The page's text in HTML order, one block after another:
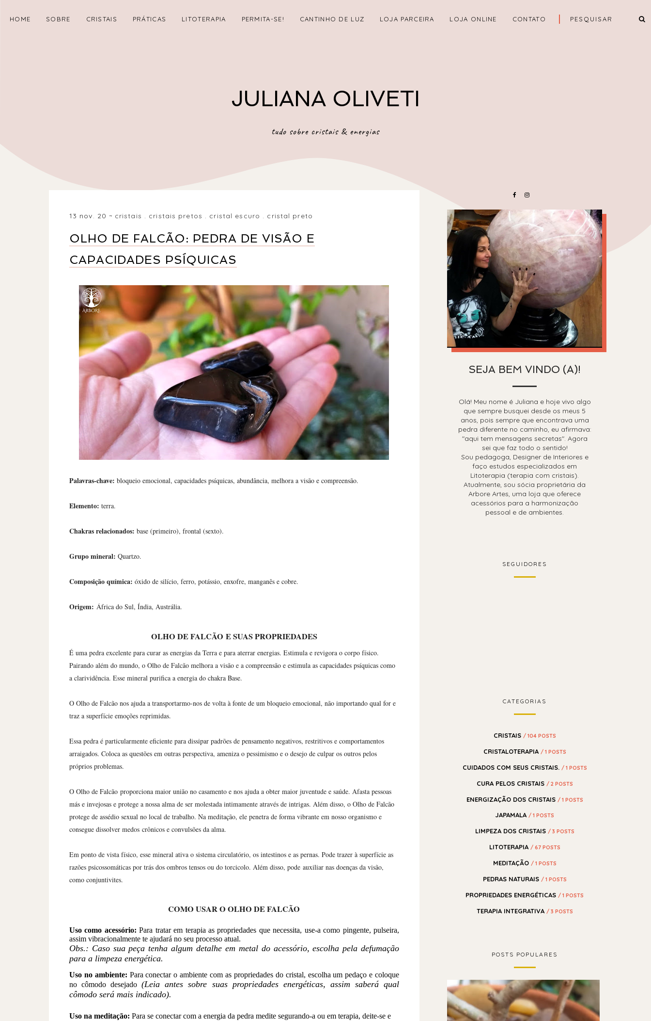
HOME SOBRE CRISTAIS PRÁTICAS LITOTERAPIA PERMITA-SE! CANTINHO DE LUZ LOJA PARCEIRA LOJA ONLINE CONTATO
JULIANA OLIVETI
tudo sobre cristais & energias
13 nov. 20 cristais . cristais pretos . cristal escuro . cristal preto
OLHO DE FALCÃO: PEDRA DE VISÃO E
CAPACIDADES PSÍQUICAS
Palavras-chave: bloqueio emocional, capacidades psíquicas, abundância, melhora a visão e compreensão.
Elemento: terra.
Chakras relacionados: base (primeiro), frontal (sexto).
Grupo mineral: Quartzo.
Composição química: óxido de silício, ferro, potássio, enxofre, manganês e cobre.
Origem: África do Sul, Índia, Austrália.
OLHO DE FALCÃO E SUAS PROPRIEDADES
É uma pedra excelente para curar as energias da Terra e para aterrar energias. Estimula e revigora o corpo físico.
Pairando além do mundo, o Olho de Falcão melhora a visão e a compreensão e estimula as capacidades psíquicas como
a clarividência. Esse mineral purifica a energia do chakra Base.
O Olho de Falcão nos ajuda a transportarmo-nos de volta à fonte de um bloqueio emocional, não importando qual for e
traz a superfície emoções reprimidas.
Essa pedra é particularmente eficiente para dissipar padrões de pensamento negativos, restritivos e comportamentos
arraigados. Coloca as questões em outras perspectiva, ameniza o pessimismo e o desejo de culpar os outros pelos
próprios problemas.
O Olho de Falcão proporciona maior união no casamento e nos ajuda a obter maior juventude e saúde. Afasta pessoas
más e invejosas e protege a nossa alma de ser molestada intimamente através de intrigas. Além disso, o Olho de Falcão
protege de assédio sexual no local de trabalho. Na meditação, ele penetra de forma vibrante em nosso organismo e
consegue dissolver medos crônicos e convulsões da alma.
Em ponto de vista físico, esse mineral ativa o sistema circulatório, os intestinos e as pernas. Pode trazer à superfície as
razões psicossomáticas por trás dos ombros tensos ou do torcicolo. Além disso, pode auxiliar nas doenças da visão,
como conjuntivites.
COMO USAR O OLHO DE FALCÃO
Uso como acessório:Para tratar em terapia as propriedades que necessita, use-a como pingente, pulseira,
assim vibracionalmente te ajudará no seu processo atual.
Obs.: Caso sua peça tenha algum detalhe em metal do acessório, escolha pela defumação
para a limpeza energética.
Uso no ambiente: Para conectar o ambiente com as propriedades do cristal, escolha um pedaço e coloque
no cômodo desejado(Leia antes sobre suas propriedades energéticas, assim saberá qual
cômodo será mais indicado).
Uso na meditação: Para se conectar com a energia da pedra medite segurando-a ou em terapia, deite-se e
SEJA BEM VINDO (A)!
Olá! Meu nome é Juliana e hoje vivo algo
que sempre busquei desde os meus 5
anos, pois sempre que encontrava uma
pedra diferente no caminho, eu afirmava:
"aqui tem mensagens secretas". Agora
sei que faz todo o sentido!
Sou pedagoga, Designer de Interiores e
faço estudos especializados em
Litoterapia (terapia com cristais).
Atualmente, sou sócia proprietária da
Arbore Artes, uma loja que oferece
acessórios para a harmonização
pessoal e de ambientes.
SEGUIDORES
CATEGORIAS
CRISTAIS / 104 POSTS
CRISTALOTERAPIA / 1 POSTS
CUIDADOS COM SEUS CRISTAIS. / 1 POSTS
CURA PELOS CRISTAIS / 2 POSTS
ENERGIZAÇÃO DOS CRISTAIS / 1 POSTS
JAPAMALA/ 1 POSTS
LIMPEZA DOS CRISTAIS / 3 POSTS
LITOTERAPIA / 67 POSTS
MEDITAÇÃO / 1 POSTS
PEDRAS NATURAIS / 1 POSTS
PROPRIEDADES ENERGÉTICAS / 1 POSTS
TERAPIA INTEGRATIVA / 3 POSTS
POSTS POPULARES